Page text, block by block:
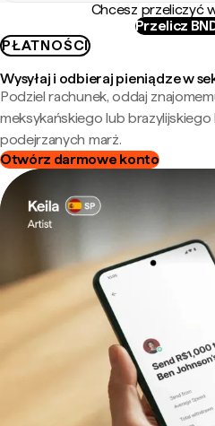
Chcesz przeliczyć
Przelicz
PŁATNOŚCI
Wysyłaj i odbieraj pieniądze w
Podziel rachunek, oddaj
meksykańskiego lub
podejrzanych marż.
Otwórz darmowe konto